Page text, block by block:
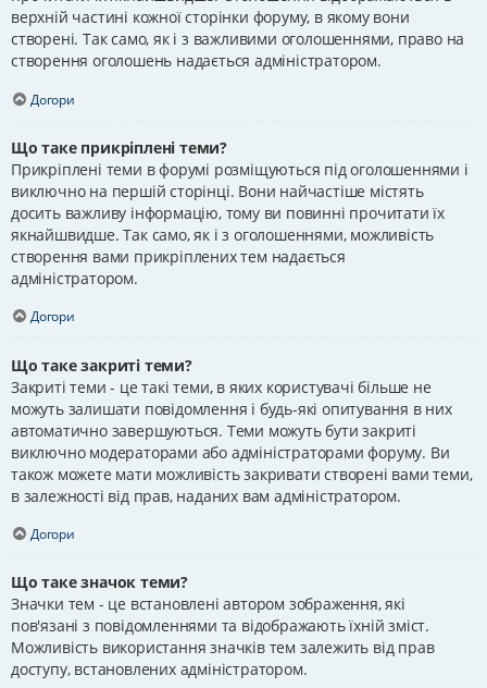
верхній частині кожної сторінки форуму, в якому вони
створені. Так само, як і з важливими оголошеннями, право на
створення оголошень надається адміністратором.
Догори
Що таке прикріплені теми?
Прикріплені теми в форумі розміщуються під оголошеннями і
виключно на першій сторінці. Вони найчастіше містять
досить важливу інформацію, тому ви повинні прочитати їх
якнайшвидше. Так само, як і з оголошеннями, можливість
створення вами прикріплених тем надається
адміністратором.
Догори
Що таке закриті теми?
Закриті теми - це такі теми, в яких користувачі більше не
можуть залишати повідомлення і будь-які опитування в них
автоматично завершуються. Теми можуть бути закриті
виключно модераторами або адміністраторами форуму. Ви
також можете мати можливість закривати створені вами теми,
в залежності від прав, наданих вам адміністратором.
Догори
Що таке значок теми?
Значки тем - це встановлені автором зображення, які
пов'язані з повідомленнями та відображають їхній зміст.
Можливість використання значків тем залежить від прав
доступу, встановлених адміністратором.